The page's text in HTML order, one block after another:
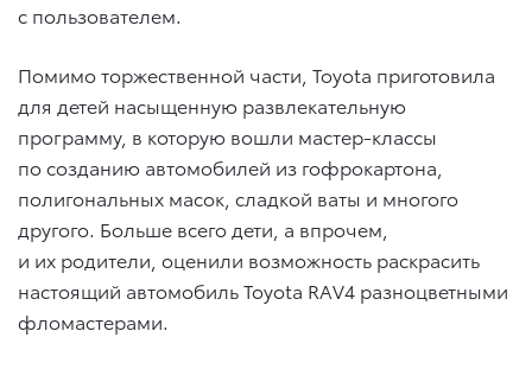
с пользователем.
Помимо торжественной части, Toyota приготовила
для детей насыщенную развлекательную
программу, в которую вошли мастер-классы
по созданию автомобилей из гофрокартона,
полигональных масок, сладкой ваты и многого
другого. Больше всего дети, а впрочем,
и их родители, оценили возможность раскрасить
настоящий автомобиль Toyota RAV4 разноцветными
фломастерами.